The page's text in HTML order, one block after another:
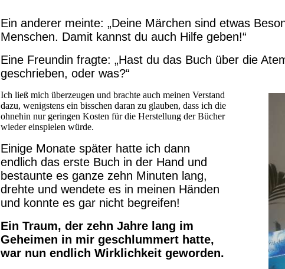
Ein anderer meinte: „Deine Märchen sind etwas
Menschen. Damit kannst du auch Hilfe geben!“
Eine Freundin fragte: „Hast du das Buch über die
geschrieben, oder was?“
Ich ließ mich überzeugen und brachte auch meinen Verstand
dazu, wenigstens ein bisschen daran zu glauben, dass ich die
ohnehin nur geringen Kosten für die Herstellung der Bücher
wieder einspielen würde.
Einige Monate später hatte ich dann
endlich das erste Buch in der Hand und
bestaunte es ganze zehn Minuten lang,
drehte und wendete es in meinen Händen
und konnte es gar nicht begreifen!
Ein Traum, der zehn Jahre lang im
Geheimen in mir geschlummert hatte,
war nun endlich Wirklichkeit geworden.